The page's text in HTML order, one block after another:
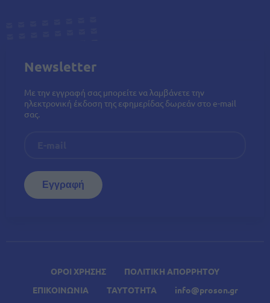
ΟΡΟΙ ΧΡΗΣΗΣ
ΠΟΛΙΤΙΚΗ ΑΠΟΡΡΗΤΟΥ
ΕΠΙΚΟΙΝΩΝΙΑ
ΤΑΥΤΟΤΗΤΑ
info@proson.gr
Newsletter
Με την εγγραφή σας μπορείτε να λαμβάνετε την
ηλεκτρονική έκδοση της εφημερίδας δωρεάν στο e-mail
σας.